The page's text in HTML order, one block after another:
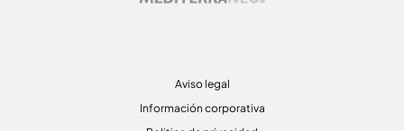
Aviso legal
Información corporativa